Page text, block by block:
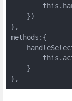
    })
},
methods:{
    }
},